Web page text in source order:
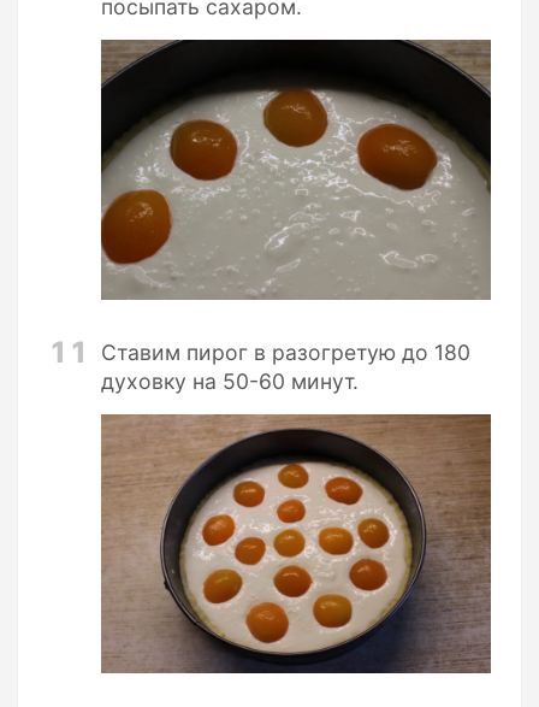
посыпать сахаром.
11
Ставим пирог в разогретую до 180
духовку на 50-60 минут.